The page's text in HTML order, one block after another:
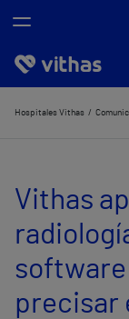
Nosotros
Servicios de salud
Equipo médico y
Hospitales Vithas
Vithas
precisar